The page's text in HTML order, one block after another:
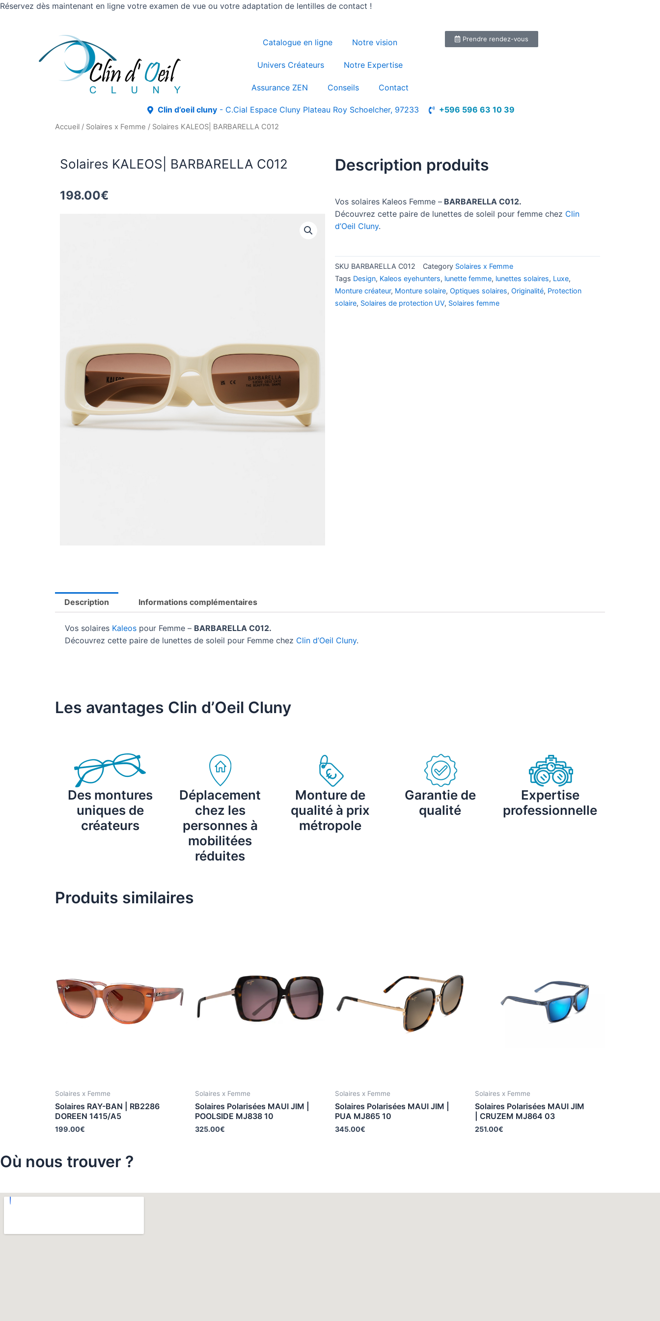
Réservez dès maintenant en ligne votre examen de vue ou votre adaptation de lentilles de contact !
Catalogue en ligne Notre vision
Univers Créateurs Notre Expertise
Assurance ZEN Conseils Contact
Prendre rendez-vous
Clin d’oeil cluny - C.Cial Espace Cluny Plateau Roy Schoelcher, 97233 +596 596 63 10 39
Accueil / Solaires x Femme / Solaires KALEOS| BARBARELLA C012
Solaires KALEOS| BARBARELLA C012
198.00€
Description produits
Vos solaires Kaleos Femme – BARBARELLA C012.
Découvrez cette paire de lunettes de soleil pour femme chez Clin
d’Oeil Cluny.
SKU BARBARELLA C012 Category Solaires x Femme
Tags Design, Kaleos eyehunters, lunette femme, lunettes solaires, Luxe,
Monture créateur, Monture solaire, Optiques solaires, Originalité, Protection
solaire, Solaires de protection UV, Solaires femme
Description Informations complémentaires
Vos solaires Kaleos pour Femme – BARBARELLA C012.
Découvrez cette paire de lunettes de soleil pour Femme chez Clin d’Oeil Cluny.
Les avantages Clin d’Oeil Cluny
Des montures
uniques de
créateurs
Déplacement
chez les
personnes à
mobilitées
réduites
Monture de
qualité à prix
métropole
Garantie de
qualité
Expertise
professionnelle
Produits similaires
Solaires x Femme
Solaires RAY-BAN | RB2286
DOREEN 1415/A5
199.00€
Solaires x Femme
Solaires Polarisées MAUI JIM |
POOLSIDE MJ838 10
325.00€
Solaires x Femme
Solaires Polarisées MAUI JIM |
PUA MJ865 10
345.00€
Solaires x Femme
Solaires Polarisées MAUI JIM
| CRUZEM MJ864 03
251.00€
Où nous trouver ?